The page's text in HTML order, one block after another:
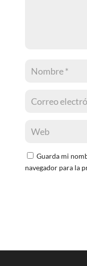
Guarda mi
navegador para la